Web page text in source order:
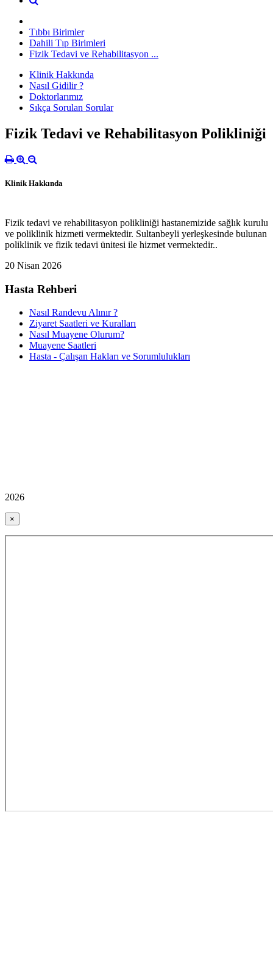
Tıbbı Birimler
Dahili Tıp Birimleri
Fizik Tedavi ve Rehabilitasyon ...
Klinik Hakkında
Nasıl Gidilir ?
Doktorlarımız
Sıkça Sorulan Sorular
Fizik Tedavi ve Rehabilitasyon Polikliniği
Klinik Hakkında
Fizik tedavi ve rehabilitasyon polikliniği hastanemizide sağlık kurulu
ve poliklinik hizmeti vermektedir. Sultanbeyli yerleşkesinde bulunan
poliklinik ve fizik tedavi ünitesi ile hizmet vermektedir..
20 Nisan 2026
Hasta Rehberi
Nasıl Randevu Alınır ?
Ziyaret Saatleri ve Kuralları
Nasıl Muayene Olurum?
Muayene Saatleri
Hasta - Çalışan Hakları ve Sorumlulukları
2026
×